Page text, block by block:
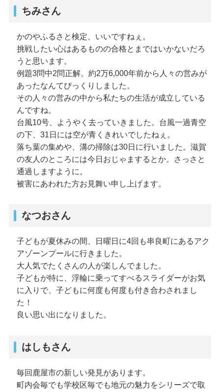
ちみさん
かのやふるさと検定、いいですねぇ。
挑戦したい心はあるものの合格とまではいかないだろ
うと思います。
例題3問中2問正解。約2万6,000年前から人々の営みが
あったなんてびっくりしました。
その人々の営みの中から私たちの生活が成立している
んですね。
台風10号、ようやく去っていきました。台風一過青空
の下、31日には空が青くきれいでしたねぇ。
落ち葉の集めや、溝の掃除は30日に行いました。滋賀
の友人のところには今日おじゃまするとか。さっさと
通過しますように。
被害にあわれた方お見舞い申し上げます。
なつおさん
子どもが夏休みの間、日曜日に4回も串良町にあるアク
アゾーンプールに行きました。
大人気でたくさんの人が楽しんでました。
子どもが特に、浮輪に乗ってすべるスライダーがお気
に入りで、子どもに何度も何度も付き合わされまし
た！
良い思い出になりました。
はしもさん
毎回鹿屋市の新しい発見があります。
町内会毎でも学校区毎でも地元の魅力をシリーズで取